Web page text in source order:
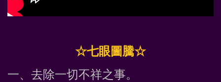
☆七眼圖騰☆
一、去除一切不祥之事。